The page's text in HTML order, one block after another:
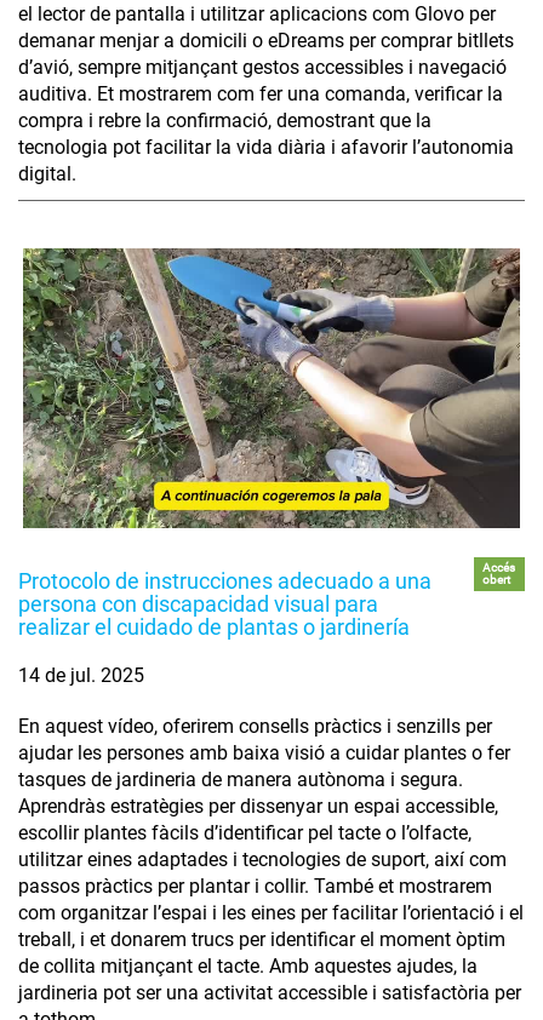
el lector de pantalla i utilitzar aplicacions com Glovo per
demanar menjar a domicili o eDreams per comprar bitllets
d’avió, sempre mitjançant gestos accessibles i navegació
auditiva. Et mostrarem com fer una comanda, verificar la
compra i rebre la confirmació, demostrant que la
tecnologia pot facilitar la vida diària i afavorir l’autonomia
digital.
Protocolo de instrucciones adecuado a una
persona con discapacidad visual para
realizar el cuidado de plantas o jardinería
Accés
obert
14 de jul. 2025
En aquest vídeo, oferirem consells pràctics i senzills per
ajudar les persones amb baixa visió a cuidar plantes o fer
tasques de jardineria de manera autònoma i segura.
Aprendràs estratègies per dissenyar un espai accessible,
escollir plantes fàcils d’identificar pel tacte o l’olfacte,
utilitzar eines adaptades i tecnologies de suport, així com
passos pràctics per plantar i collir. També et mostrarem
com organitzar l’espai i les eines per facilitar l’orientació i el
treball, i et donarem trucs per identificar el moment òptim
de collita mitjançant el tacte. Amb aquestes ajudes, la
jardineria pot ser una activitat accessible i satisfactòria per